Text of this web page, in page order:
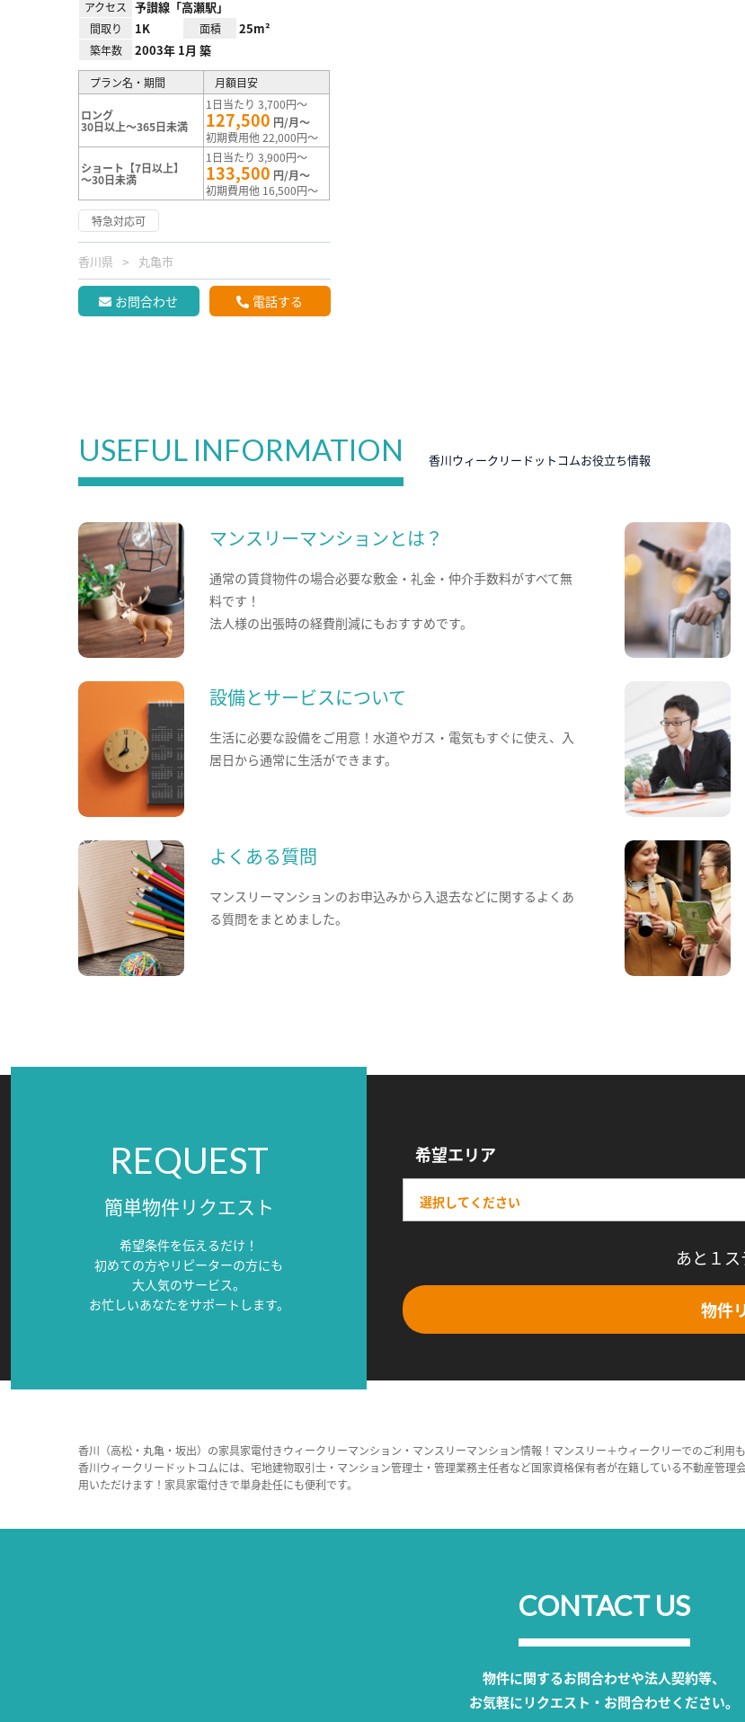
アクセス 予讃線「高瀬駅」
間取り 1K 面積 25m²
築年数 2003年 1月 築
プラン名・期間 月額目安
ロング
30日以上～365日未満
1日当たり 3,700円～
127,500 円/月～
初期費用他 22,000円～
ショート【7日以上】
～30日未満
1日当たり 3,900円～
133,500 円/月～
初期費用他 16,500円～
特急対応可
香川県 丸亀市
お問合わせ 電話する
USEFUL INFORMATION 香川ウィークリードットコムお役立ち情報
マンスリーマンションとは？
通常の賃貸物件の場合必要な敷金・礼金・仲介手数料がすべて無
料です！
法人様の出張時の経費削減にもおすすめです。
設備とサービスについて
生活に必要な設備をご用意！水道やガス・電気もすぐに使え、入
居日から通常に生活ができます。
よくある質問
マンスリーマンションのお申込みから入退去などに関するよくあ
る質問をまとめました。
REQUEST
簡単物件リクエスト
希望条件を伝えるだけ！
初めての方やリピーターの方にも
大人気のサービス。
お忙しいあなたをサポートします。
希望エリア
あと１ス
物件
香川（高松・丸亀・坂出）の家具家電付きウィークリーマンション・マンスリーマンション情報！マンスリー＋ウィークリーでのご利用
香川ウィークリードットコムには、宅地建物取引士・マンション管理士・管理業務主任者など国家資格保有者が在籍している不動産管
用いただけます！家具家電付きで単身赴任にも便利です。
CONTACT US
物件に関するお問合わせや法人契約等、
お気軽にリクエスト・お問合わせください。